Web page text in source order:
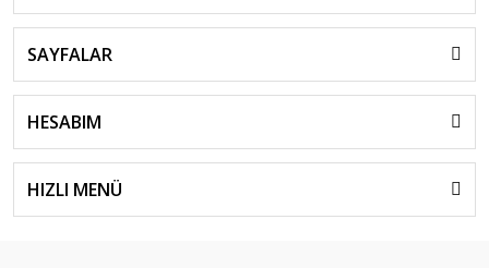
SAYFALAR
HESABIM
HIZLI MENÜ